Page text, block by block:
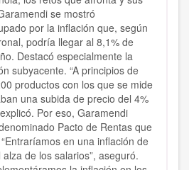
se mostró
por la inflación que, según
podría llegar al 8,1% de
Destacó especialmente la
subyacente. “A principios de
productos con los que se mide
una subida de precio del 4%
Por eso, Garamendi
Pacto de Rentas que
en una inflación de
de los salarios”, aseguró.